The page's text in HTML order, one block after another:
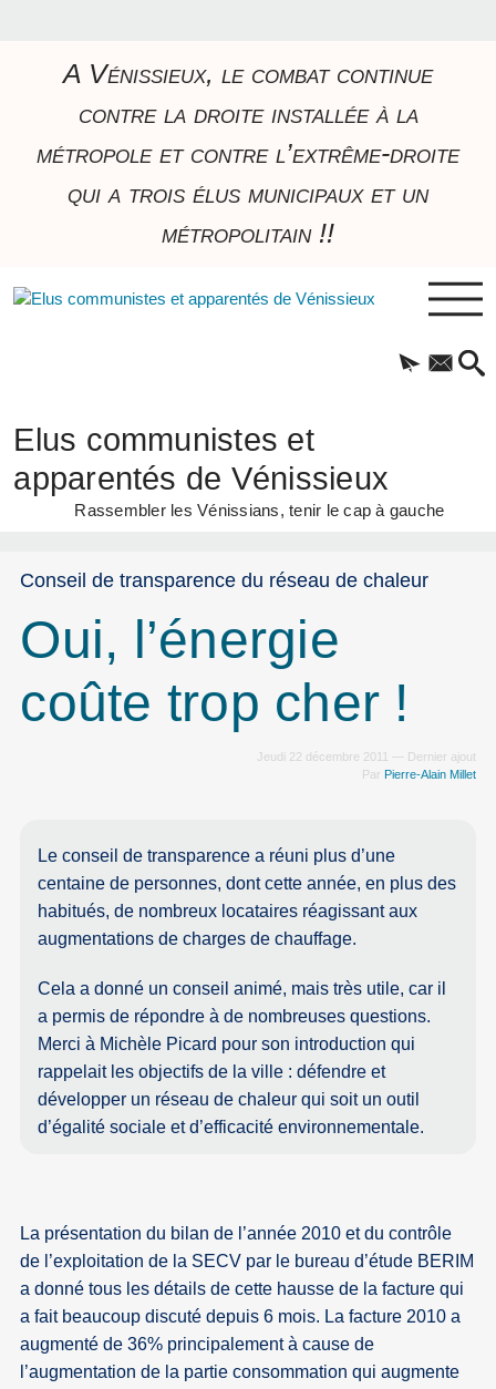
A Vénissieux, le combat continue
contre la droite installée à la
métropole et contre l’extrême-droite
qui a trois élus municipaux et un
métropolitain !!
Elus communistes et
apparentés de Vénissieux
Rassembler les Vénissians, tenir le cap à gauche
Conseil de transparence du réseau de chaleur
Oui, l’énergie
coûte trop cher !
Jeudi 22 décembre 2011 — Dernier ajout
Par Pierre-Alain Millet
Le conseil de transparence a réuni plus d’une
centaine de personnes, dont cette année, en plus des
habitués, de nombreux locataires réagissant aux
augmentations de charges de chauffage.
Cela a donné un conseil animé, mais très utile, car il
a permis de répondre à de nombreuses questions.
Merci à Michèle Picard pour son introduction qui
rappelait les objectifs de la ville : défendre et
développer un réseau de chaleur qui soit un outil
d’égalité sociale et d’efficacité environnementale.
La présentation du bilan de l’année 2010 et du contrôle
de l’exploitation de la SECV par le bureau d’étude BERIM
a donné tous les détails de cette hausse de la facture qui
a fait beaucoup discuté depuis 6 mois. La facture 2010 a
augmenté de 36% principalement à cause de
l’augmentation de la partie consommation qui augmente